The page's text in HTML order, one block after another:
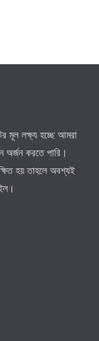
মূল লক্ষ্য হচ্ছে আমরা
অর্জন করতে পারি।
হয় তাহলে অবশ্যই